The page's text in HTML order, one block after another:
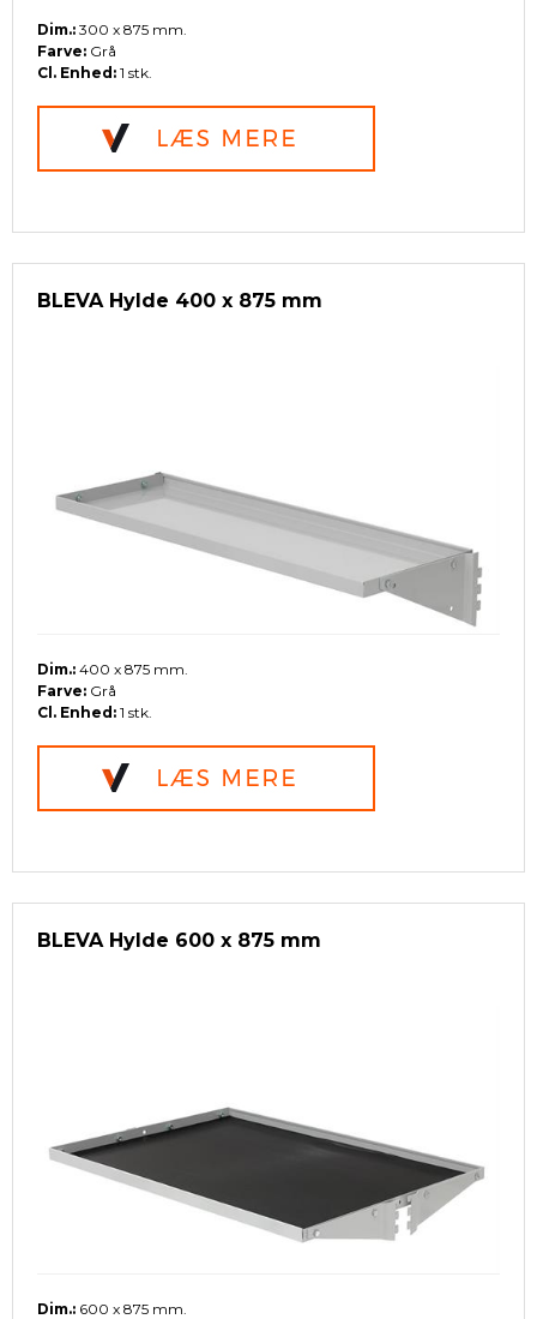
Dim.: 300 x 875 mm.
Farve: Grå
Cl. Enhed: 1 stk.
BLEVA Hylde 400 x 875 mm
Dim.: 400 x 875 mm.
Farve: Grå
Cl. Enhed: 1 stk.
BLEVA Hylde 600 x 875 mm
Dim.: 600 x 875 mm.